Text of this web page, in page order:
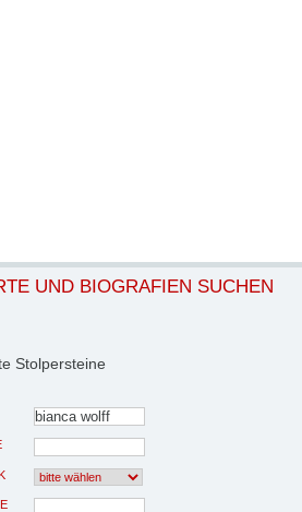
UND BIOGRAFIEN SUCHEN
Stolpersteine